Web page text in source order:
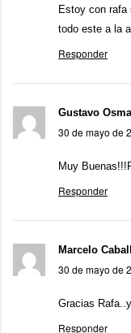
Estoy con rafa
todo este a la
Responder
Gustavo
30 de mayo de
Muy
Responder
Marcelo
30 de mayo de
Gracias
Responder